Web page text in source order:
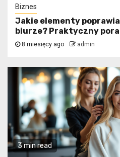
Biznes
Jakie elementy
biurze? Praktyczny
8 miesięcy ago admin
3 min read